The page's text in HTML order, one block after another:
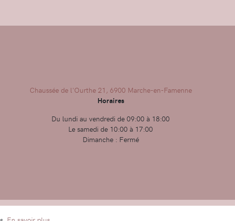
Chaussée de l'Ourthe 21, 6900 Marche-en-Famenne
Horaires
Du lundi au vendredi de 09:00 à 18:00
Le samedi de 10:00 à 17:00
Dimanche : Fermé